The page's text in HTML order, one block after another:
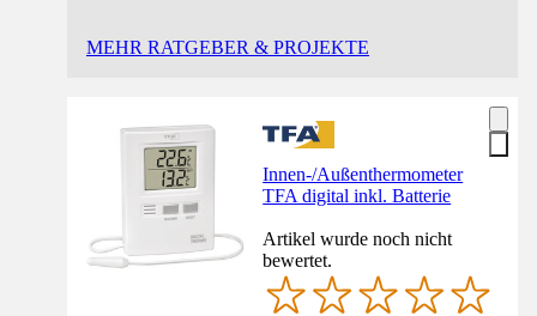
MEHR RATGEBER & PROJEKTE
Innen-/Außenthermometer
TFA digital inkl. Batterie
Artikel wurde noch nicht
bewertet.